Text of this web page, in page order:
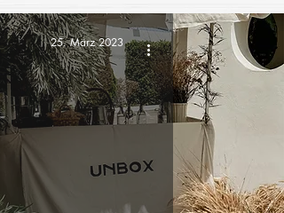
25. März 2023